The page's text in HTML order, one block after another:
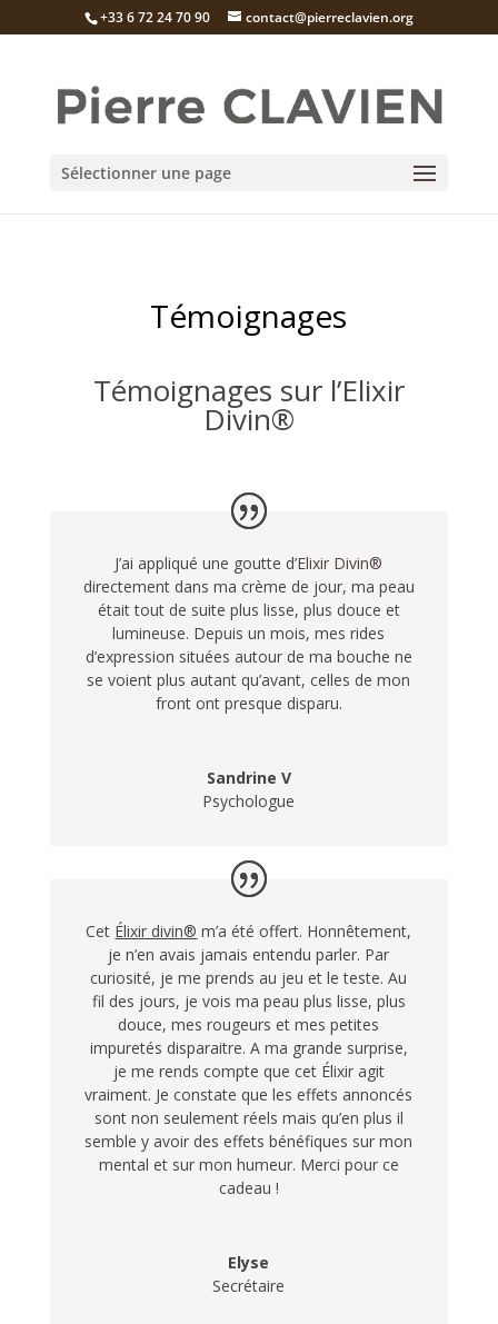
+33 6 72 24 70 90 contact@pierreclavien.org
Sélectionner une page
Témoignages
Témoignages sur l’Elixir
Divin®
J’ai appliqué une goutte d’Elixir Divin®
directement dans ma crème de jour, ma peau
était tout de suite plus lisse, plus douce et
lumineuse. Depuis un mois, mes rides
d’expression situées autour de ma bouche ne
se voient plus autant qu’avant, celles de mon
front ont presque disparu.
Sandrine V
Psychologue
Cet Élixir divin® m’a été offert. Honnêtement,
je n’en avais jamais entendu parler. Par
curiosité, je me prends au jeu et le teste. Au
fil des jours, je vois ma peau plus lisse, plus
douce, mes rougeurs et mes petites
impuretés disparaitre. A ma grande surprise,
je me rends compte que cet Élixir agit
vraiment. Je constate que les effets annoncés
sont non seulement réels mais qu’en plus il
semble y avoir des effets bénéfiques sur mon
mental et sur mon humeur. Merci pour ce
cadeau !
Elyse
Secrétaire